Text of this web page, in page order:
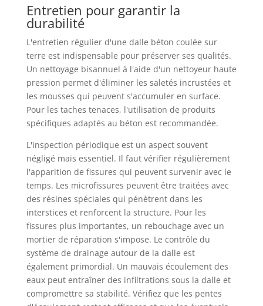
Entretien pour garantir la
durabilité
L'entretien régulier d'une dalle béton coulée sur
terre est indispensable pour préserver ses qualités.
Un nettoyage bisannuel à l'aide d'un nettoyeur haute
pression permet d'éliminer les saletés incrustées et
les mousses qui peuvent s'accumuler en surface.
Pour les taches tenaces, l'utilisation de produits
spécifiques adaptés au béton est recommandée.
L'inspection périodique est un aspect souvent
négligé mais essentiel. Il faut vérifier régulièrement
l'apparition de fissures qui peuvent survenir avec le
temps. Les microfissures peuvent être traitées avec
des résines spéciales qui pénètrent dans les
interstices et renforcent la structure. Pour les
fissures plus importantes, un rebouchage avec un
mortier de réparation s'impose. Le contrôle du
système de drainage autour de la dalle est
également primordial. Un mauvais écoulement des
eaux peut entraîner des infiltrations sous la dalle et
compromettre sa stabilité. Vérifiez que les pentes